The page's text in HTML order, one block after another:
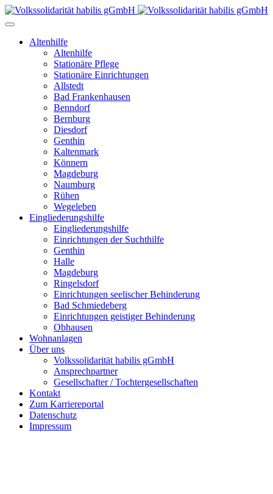
Altenhilfe
Altenhilfe
Stationäre Pflege
Stationäre Einrichtungen
Allstedt
Bad Frankenhausen
Benndorf
Bernburg
Diesdorf
Genthin
Kaltenmark
Könnern
Magdeburg
Naumburg
Rühen
Wegeleben
Eingliederungshilfe
Eingliederungshilfe
Einrichtungen der Suchthilfe
Genthin
Halle
Magdeburg
Ringelsdorf
Einrichtungen seelischer Behinderung
Bad Schmiedeberg
Einrichtungen geistiger Behinderung
Obhausen
Wohnanlagen
Über uns
Volkssolidarität habilis gGmbH
Ansprechpartner
Gesellschafter / Tochtergesellschaften
Kontakt
Zum Karriereportal
Datenschutz
Impressum